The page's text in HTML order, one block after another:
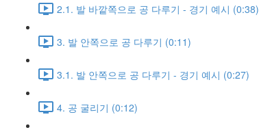
2.1. 발 바깥쪽으로 공 다루기 - 경기 예시 (0:38)
3. 발 안쪽으로 공 다루기 (0:11)
3.1. 발 안쪽으로 공 다루기 - 경기 예시 (0:27)
4. 공 굴리기 (0:12)